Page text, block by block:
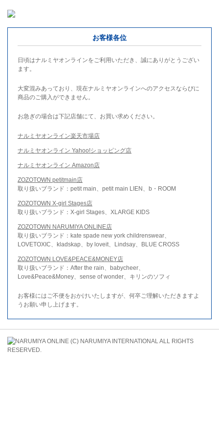
お客様各位
日頃はナルミヤオンラインをご利用いただき、誠にありがとうござい
ます。
大変混みあっており、現在ナルミヤオンラインへのアクセスならびに
商品のご購入ができません。
お急ぎの場合は下記店舗にて、お買い求めください。
ナルミヤオンライン楽天市場店
ナルミヤオンライン Yahoo!ショッピング店
ナルミヤオンライン Amazon店
ZOZOTOWN petitmain店
取り扱いブランド：petit main、petit main LIEN、b・ROOM
ZOZOTOWN X-girl Stages店
取り扱いブランド：X-girl Stages、XLARGE KIDS
ZOZOTOWN NARUMIYA ONLINE店
取り扱いブランド：kate spade new york childrenswear、
LOVETOXIC、kladskap、by loveit、Lindsay、BLUE CROSS
ZOZOTOWN LOVE&PEACE&MONEY店
取り扱いブランド：After the rain、babycheer、
Love&Peace&Money、sense of wonder、キリンのソフィ
お客様にはご不便をおかけいたしますが、何卒ご理解いただきますよ
うお願い申し上げます。